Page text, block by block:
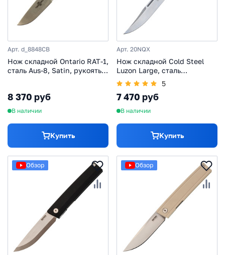
Арт. d_8848CB
Нож складной Ontario RAT-1,
сталь Aus-8, Satin, рукоять
8 370 руб
В наличии
Купить
Арт. 20NQX
Нож складной Cold Steel
Luzon Large, сталь
8Cr13MoV, рукоять
термопластик GFN, черный
5
7 470 руб
В наличии
Купить
Обзор Обзор